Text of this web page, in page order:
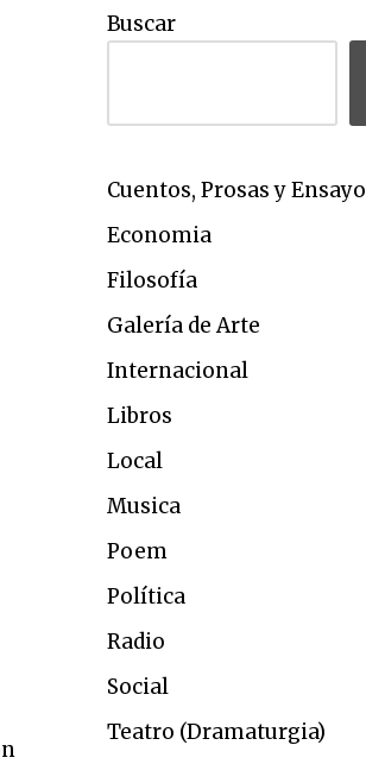
Buscar
Cuentos, Prosas y Ensayo
Economia
Filosofía
Galería de Arte
Internacional
Libros
Local
Musica
Poem
Política
Radio
Social
Teatro (Dramaturgia)